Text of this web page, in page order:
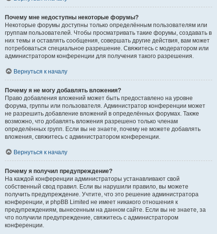
Почему мне недоступны некоторые форумы?
Некоторые форумы доступны только определённым пользователям или
группам пользователей. Чтобы просматривать такие форумы, создавать в
них темы и оставлять сообщения, совершать другие действия, вам может
потребоваться специальное разрешение. Свяжитесь с модератором или
администратором конференции для получения такого разрешения.
Вернуться к началу
Почему я не могу добавлять вложения?
Право добавления вложений может быть предоставлено на уровне
форума, группы или пользователя. Администратор конференции может
не разрешить добавление вложений в определённых форумах. Также
возможно, что добавлять вложения разрешено только членам
определённых групп. Если вы не знаете, почему не можете добавлять
вложения, свяжитесь с администратором конференции.
Вернуться к началу
Почему я получил предупреждение?
На каждой конференции администраторы устанавливают свой
собственный свод правил. Если вы нарушили правило, вы можете
получить предупреждение. Учтите, что это решение администратора
конференции, и phpBB Limited не имеет никакого отношения к
предупреждениям, вынесенным на данном сайте. Если вы не знаете, за
что получили предупреждение, свяжитесь с администратором
конференции.